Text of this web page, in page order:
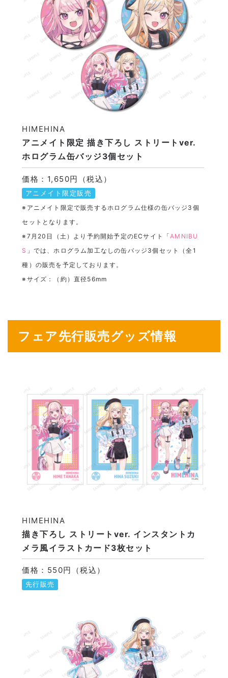
アニメイト限定 描き下ろし ストリートver.
ホログラム缶バッジ3個セット
HIMEHINA
価格：1,650円（税込）
アニメイト限定販売
※アニメイト限定で販売するホログラム仕様の缶バッジ3個
セットとなります。
※7月20日（土）より予約開始予定のECサイト「AMNIBU
S 」では、ホログラム加工なしの缶バッジ3個セット（全1
種）の販売を予定しております。
※サイズ：（約）直径56mm
フェア先行販売グッズ情報
描き下ろし ストリートver. インスタントカ
メラ風イラストカード3枚セット
HIMEHINA
価格：550円（税込）
先行販売